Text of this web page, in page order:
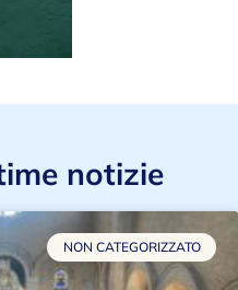
notizie
NON CATEGORIZZATO